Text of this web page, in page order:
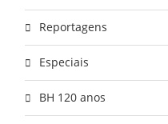
Reportagens
Especiais
BH 120 anos